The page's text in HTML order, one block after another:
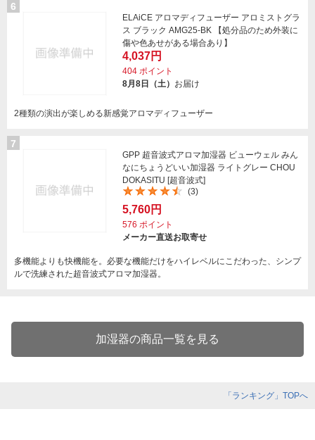
6
ELAiCE アロマディフューザー アロミストグラ
ス ブラック AMG25-BK 【処分品のため外装に
傷や色あせがある場合あり】
4,037円
404 ポイント
8月8日（土） お届け
2種類の演出が楽しめる新感覚アロマディフューザー
7
GPP 超音波式アロマ加湿器 ビューウェル みん
なにちょうどいい加湿器 ライトグレー CHOU
DOKASITU [超音波式]
(3)
5,760円
576 ポイント
メーカー直送お取寄せ
多機能よりも快機能を。必要な機能だけをハイレベルにこだわった、シンプ
ルで洗練された超音波式アロマ加湿器。
加湿器の商品一覧を見る
「ランキング」TOPへ